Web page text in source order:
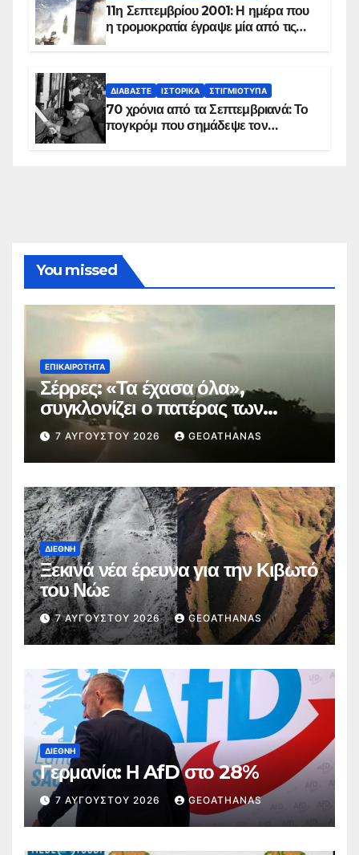
11η Σεπτεμβρίου 2001: Η ημέρα που
η τρομοκρατία έγραψε μία από τις
ΔΙΑΒΆΣΤΕ ΙΣΤΟΡΙΚΆ ΣΤΙΓΜΙΌΤΥΠΑ
70 χρόνια από τα Σεπτεμβριανά: Το
πογκρόμ που σημάδεψε τον
You missed
ΕΠΙΚΑΙΡΌΤΗΤΑ
Σέρρες: «Τα έχασα όλα»,
συγκλονίζει ο πατέρας των
θυμάτων
7 ΑΥΓΟΎΣΤΟΥ 2026 GEOATHANAS
ΔΙΕΘΝΉ
Ξεκινά νέα έρευνα για την Κιβωτό
του Νώε
7 ΑΥΓΟΎΣΤΟΥ 2026 GEOATHANAS
ΔΙΕΘΝΉ
Γερμανία: Η AfD στο 28%
7 ΑΥΓΟΎΣΤΟΥ 2026 GEOATHANAS